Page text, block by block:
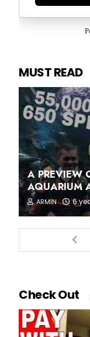
MUST READ
A PREVIEW
AQUARIUM
ARMIN 6
Check Out